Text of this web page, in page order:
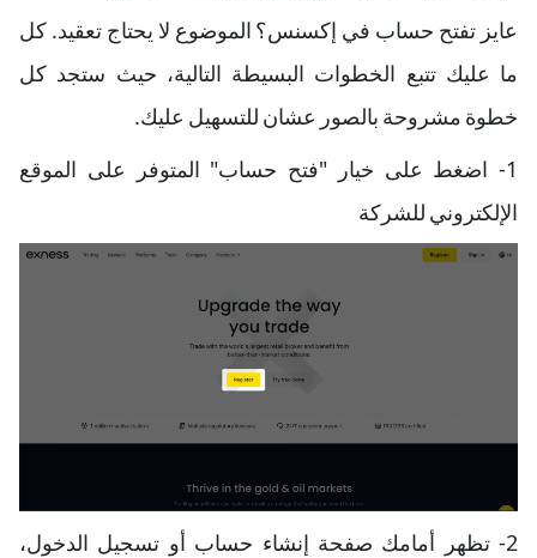
عايز تفتح حساب في إكسنس؟ الموضوع لا يحتاج تعقيد. كل
ما عليك تتبع الخطوات البسيطة التالية، حيث ستجد كل
خطوة مشروحة بالصور عشان للتسهيل عليك.
1- اضغط على خيار "فتح حساب" المتوفر على الموقع
الإلكتروني للشركة
2- تظهر أمامك صفحة إنشاء حساب أو تسجيل الدخول،